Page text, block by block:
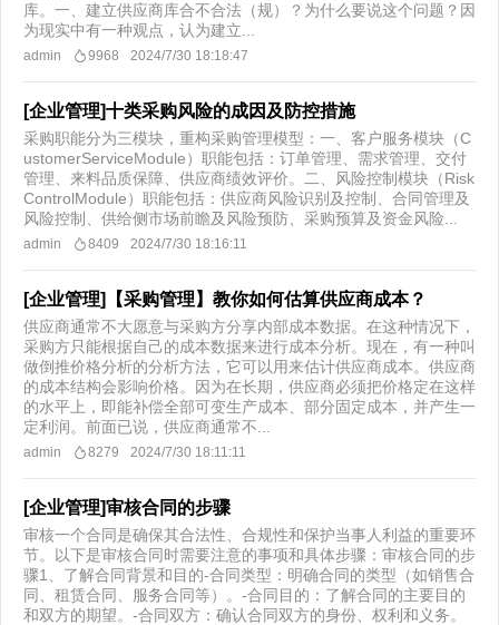
库。一、建立供应商库合不合法（规）？为什么要说这个问题？因
为现实中有一种观点，认为建立...
admin 9968 2024/7/30 18:18:47
[企业管理]十类采购风险的成因及防控措施
采购职能分为三模块，重构采购管理模型：一、客户服务模块（C
ustomerServiceModule）职能包括：订单管理、需求管理、交付
管理、来料品质保障、供应商绩效评价。二、风险控制模块（Risk
ControlModule）职能包括：供应商风险识别及控制、合同管理及
风险控制、供给侧市场前瞻及风险预防、采购预算及资金风险...
admin 8409 2024/7/30 18:16:11
[企业管理]【采购管理】教你如何估算供应商成本？
供应商通常不大愿意与采购方分享内部成本数据。在这种情况下，
采购方只能根据自己的成本数据来进行成本分析。现在，有一种叫
做倒推价格分析的分析方法，它可以用来估计供应商成本。供应商
的成本结构会影响价格。因为在长期，供应商必须把价格定在这样
的水平上，即能补偿全部可变生产成本、部分固定成本，并产生一
定利润。前面已说，供应商通常不...
admin 8279 2024/7/30 18:11:11
[企业管理]审核合同的步骤
审核一个合同是确保其合法性、合规性和保护当事人利益的重要环
节。以下是审核合同时需要注意的事项和具体步骤：审核合同的步
骤1、了解合同背景和目的-合同类型：明确合同的类型（如销售合
同、租赁合同、服务合同等）。-合同目的：了解合同的主要目的
和双方的期望。-合同双方：确认合同双方的身份、权利和义务。